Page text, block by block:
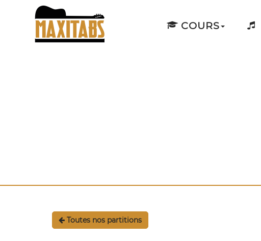
COURS
Toutes nos partitions